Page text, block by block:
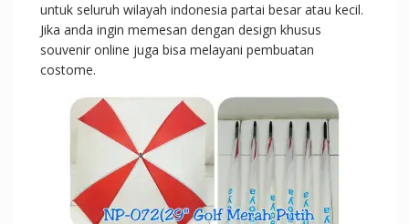
untuk seluruh wilayah indonesia partai besar atau kecil.
Jika anda ingin memesan dengan design khusus
souvenir online juga bisa melayani pembuatan
costome.